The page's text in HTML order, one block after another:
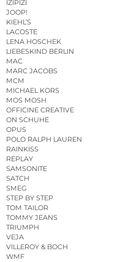
IZIPIZI
JOOP!
KIEHL’S
LACOSTE
LENA HOSCHEK
LIEBESKIND BERLIN
MAC
MARC JACOBS
MCM
MICHAEL KORS
MOS MOSH
OFFICINE CREATIVE
ON SCHUHE
OPUS
POLO RALPH LAUREN
RAINKISS
REPLAY
SAMSONITE
SATCH
SMEG
STEP BY STEP
TOM TAILOR
TOMMY JEANS
TRIUMPH
VEJA
VILLEROY & BOCH
WMF